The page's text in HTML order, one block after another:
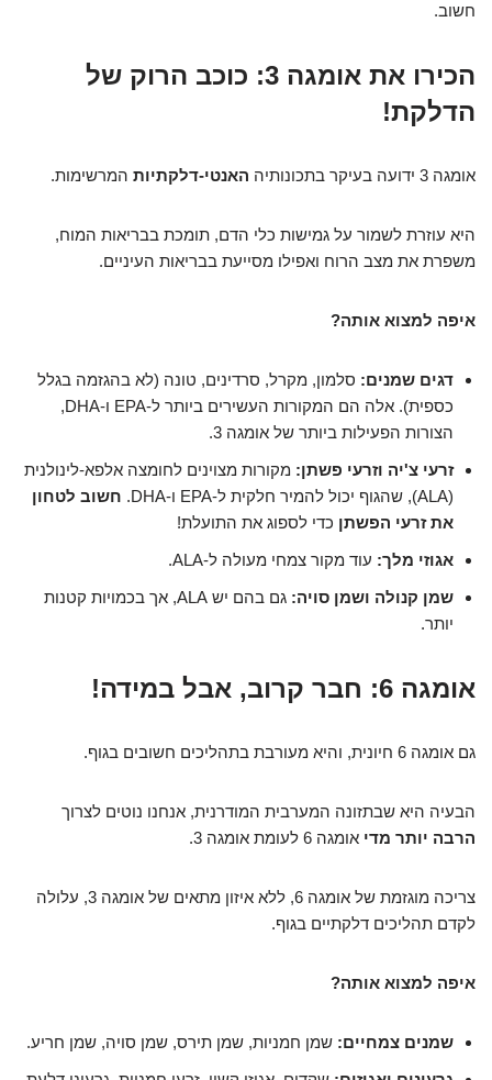
חשוב.
הכירו את אומגה 3: כוכב הרוק של
הדלקת!
אומגה 3 ידועה בעיקר בתכונותיה האנטי-דלקתיות המרשימות.
היא עוזרת לשמור על גמישות כלי הדם, תומכת בבריאות המוח,
משפרת את מצב הרוח ואפילו מסייעת בבריאות העיניים.
איפה למצוא אותה?
דגים שמנים: סלמון, מקרל, סרדינים, טונה (לא בהגזמה בגלל
כספית). אלה הם המקורות העשירים ביותר ל-EPA ו-DHA,
הצורות הפעילות ביותר של אומגה 3.
זרעי צ'יה וזרעי פשתן: מקורות מצוינים לחומצה אלפא-לינולנית
(ALA), שהגוף יכול להמיר חלקית ל-EPA ו-DHA.
חשוב לטחון
את זרעי הפשתן כדי לספוג את התועלת!
אגוזי מלך: עוד מקור צמחי מעולה ל-ALA.
שמן קנולה ושמן סויה:
גם בהם יש ALA, אך בכמויות קטנות
יותר.
אומגה 6: חבר קרוב, אבל במידה!
גם אומגה 6 חיונית, והיא מעורבת בתהליכים חשובים בגוף.
הבעיה היא שבתזונה המערבית המודרנית, אנחנו נוטים לצרוך
הרבה יותר מדי אומגה 6 לעומת אומגה 3.
צריכה מוגזמת של אומגה 6, ללא איזון מתאים של אומגה 3, עלולה
לקדם תהליכים דלקתיים בגוף.
איפה למצוא אותה?
שמנים צמחיים: שמן חמניות, שמן תירס, שמן סויה, שמן חריע.